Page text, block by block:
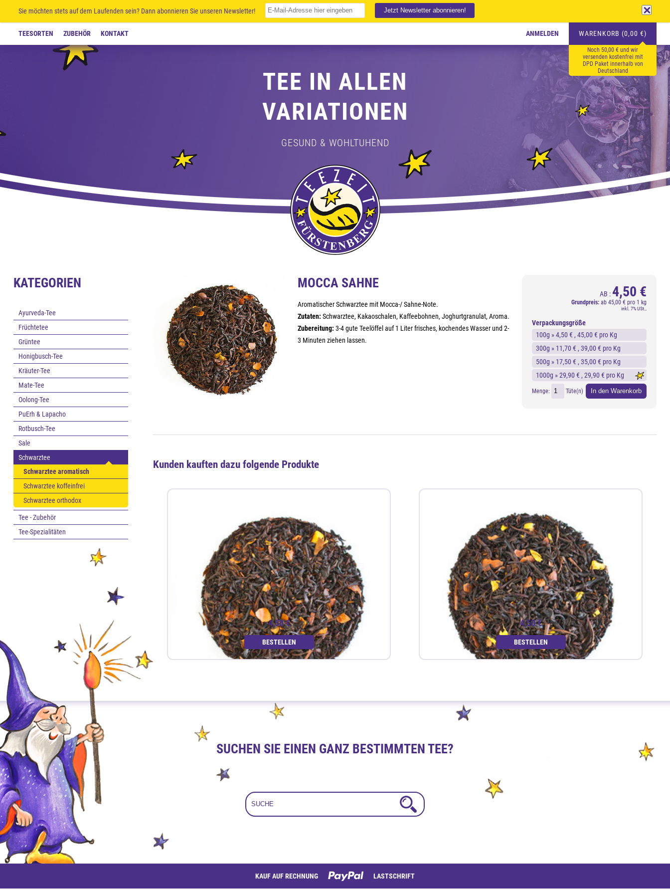
Sie möchten stets auf dem Laufenden sein? Dann abonnieren Sie unseren Newsletter!
TEESORTEN ZUBEHÖR KONTAKT ANMELDEN WARENKORB (0,00 €)
Noch 50,00 € und wir
versenden kostenfrei mit
DPD Paket innerhalb von
Deutschland
TEE IN ALLEN
VARIATIONEN
GESUND & WOHLTUHEND
KATEGORIEN
Ayurveda-Tee
Früchtetee
Grüntee
Honigbusch-Tee
Kräuter-Tee
Mate-Tee
Oolong-Tee
PuErh & Lapacho
Rotbusch-Tee
Sale
Schwarztee
Schwarztee aromatisch
Schwarztee koffeinfrei
Schwarztee orthodox
Tee - Zubehör
Tee-Spezialitäten
MOCCA SAHNE
Aromatischer Schwarztee mit Mocca-/ Sahne-Note.
Zutaten: Schwarztee, Kakaoschalen, Kaffeebohnen, Joghurtgranulat, Aroma.
Zubereitung: 3-4 gute Teelöffel auf 1 Liter frisches, kochendes Wasser und 2-
3 Minuten ziehen lassen.
AB : 4,50 €
Grundpreis: ab 45,00 € pro 1 kg
inkl. 7% USt.,
Verpackungsgröße
100g »4,50 € , 45,00 € pro Kg
300g » 11,70 € , 39,00 € pro Kg
500g » 17,50 € , 35,00 € pro Kg
1000g »29,90 € , 29,90 € pro Kg
Menge: Tüte(n) In den Warenkorb
Kunden kauften dazu folgende Produkte
Karamell Whisky Creme 100g
4,50 €
BESTELLEN
4,50 €
BESTELLEN
SUCHEN SIE EINEN GANZ BESTIMMTEN TEE?
KAUF AUF RECHNUNG
LASTSCHRIFT